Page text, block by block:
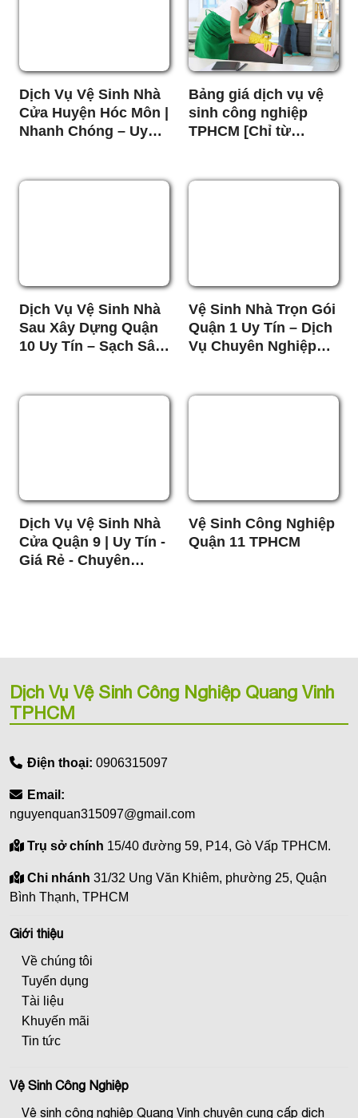
Dịch Vụ Vệ Sinh Nhà
Cửa Huyện Hóc Môn |
Nhanh Chóng – Uy
Bảng giá dịch vụ vệ
sinh công nghiệp
TPHCM [Chỉ từ
Dịch Vụ Vệ Sinh Nhà
Sau Xây Dựng Quận
10 Uy Tín – Sạch Sâu,
Vệ Sinh Nhà Trọn Gói
Quận 1 Uy Tín – Dịch
Vụ Chuyên Nghiệp
Dịch Vụ Vệ Sinh Nhà
Cửa Quận 9 | Uy Tín -
Giá Rẻ - Chuyên
Vệ Sinh Công Nghiệp
Quận 11 TPHCM
Dịch Vụ Vệ Sinh Công Nghiệp Quang Vinh
TPHCM
Điện thoại: 0906315097
Email:
nguyenquan315097@gmail.com
Trụ sở chính 15/40 đường 59, P14, Gò Vấp TPHCM.
Chi nhánh 31/32 Ung Văn Khiêm, phường 25, Quận
Bình Thạnh, TPHCM
Giới thiệu
Về chúng tôi
Tuyển dụng
Tài liệu
Khuyến mãi
Tin tức
Vệ Sinh Công Nghiệp
Vệ sinh công nghiệp Quang Vinh chuyên cung cấp dịch